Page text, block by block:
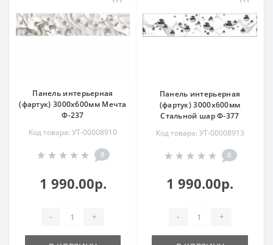
Панель интерьерная
(фартук) 3000х600мм Мечта
Ф-237
Код товара: УТ-00008910
0
1 990.00р.
- +
Панель интерьерная
(фартук) 3000х600мм
Стальной шар Ф-377
Код товара: УТ-00008913
0
1 990.00р.
- +